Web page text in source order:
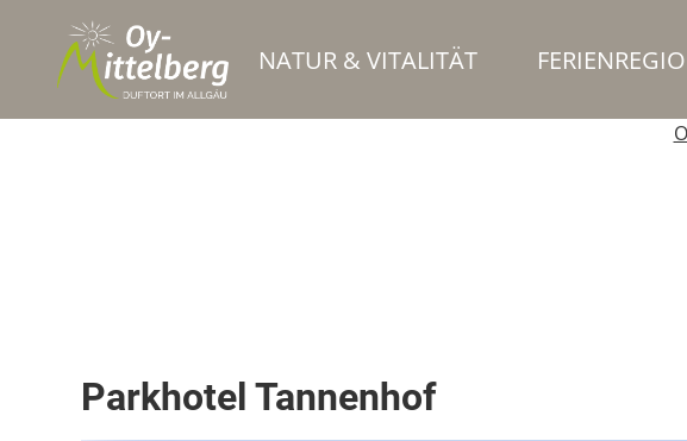
NATUR & VITALITÄT
Parkhotel Tannenhof